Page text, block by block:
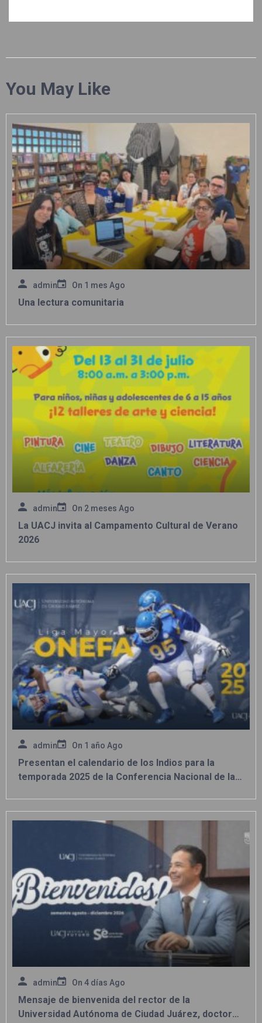
You May Like
admin On 1 mes Ago
Una lectura comunitaria
admin On 2 meses Ago
La UACJ invita al Campamento Cultural de Verano
2026
admin On 1 año Ago
Presentan el calendario de los Indios para la
temporada 2025 de la Conferencia Nacional de la
admin On 4 días Ago
Mensaje de bienvenida del rector de la
Universidad Autónoma de Ciudad Juárez, doctor